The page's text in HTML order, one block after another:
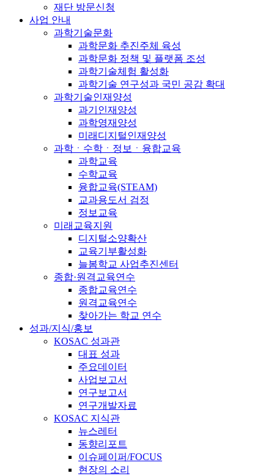
재단 방문신청
사업 안내
과학기술문화
과학문화 추진주체 육성
과학문화 정책 및 플랫폼 조성
과학기술체험 활성화
과학기술 연구성과 국민 공감 확대
과학기술인재양성
과기인재양성
과학영재양성
미래디지털인재양성
과학ㆍ수학ㆍ정보ㆍ융합교육
과학교육
수학교육
융합교육(STEAM)
교과용도서 검정
정보교육
미래교육지원
디지털소양확산
교육기부활성화
늘봄학교 사업추진센터
종합·원격교육연수
종합교육연수
원격교육연수
찾아가는 학교 연수
성과/지식/홍보
KOSAC 성과관
대표 성과
주요데이터
사업보고서
연구보고서
연구개발자료
KOSAC 지식관
뉴스레터
동향리포트
이슈페이퍼/FOCUS
현장의 소리